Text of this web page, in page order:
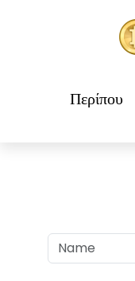
Περίπου